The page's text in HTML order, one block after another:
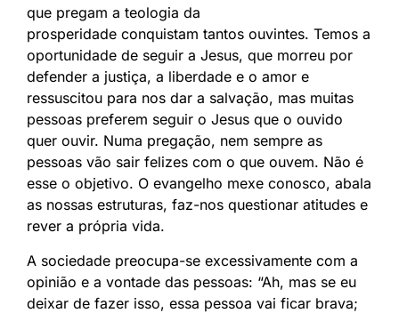
que pregam a teologia da
prosperidade conquistam tantos ouvintes. Temos a
oportunidade de seguir a Jesus, que morreu por
defender a justiça, a liberdade e o amor e
ressuscitou para nos dar a salvação, mas muitas
pessoas preferem seguir o Jesus que o ouvido
quer ouvir. Numa pregação, nem sempre as
pessoas vão sair felizes com o que ouvem. Não é
esse o objetivo. O evangelho mexe conosco, abala
as nossas estruturas, faz-nos questionar atitudes e
rever a própria vida.
A sociedade preocupa-se excessivamente com a
opinião e a vontade das pessoas: “Ah, mas se eu
deixar de fazer isso, essa pessoa vai ficar brava;